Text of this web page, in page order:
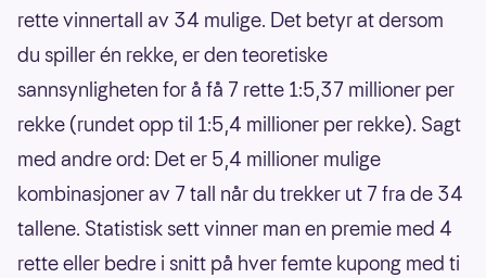
rette vinnertall av 34 mulige. Det betyr at dersom
du spiller én rekke, er den teoretiske
sannsynligheten for å få 7 rette 1:5,37 millioner per
rekke (rundet opp til 1:5,4 millioner per rekke). Sagt
med andre ord: Det er 5,4 millioner mulige
kombinasjoner av 7 tall når du trekker ut 7 fra de 34
tallene. Statistisk sett vinner man en premie med 4
rette eller bedre i snitt på hver femte kupong med ti